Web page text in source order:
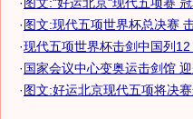
·图文:现代五项世界杯总决赛
·现代五项世界杯击剑中国列12
·国家会议中心变奥运击剑馆 迎
·图文:好运北京现代五项将决